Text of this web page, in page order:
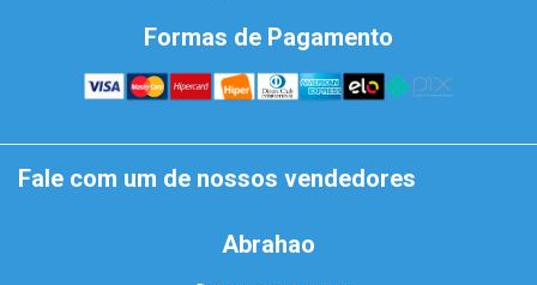
Formas de Pagamento
Fale com um de nossos vendedores
Abrahao